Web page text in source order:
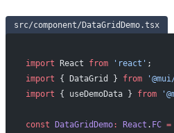
src/component/DataGridDemo.tsx
import React from 'react' ;
import { DataGrid } from
import { useDemoData } from
const DataGridDemo: React . FC =